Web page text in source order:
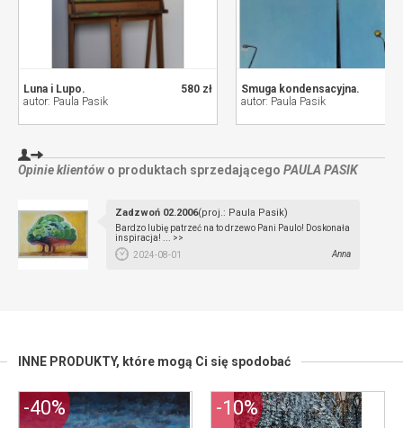
580 zł
Luna i Lupo.
autor: Paula Pasik
Smuga kondensacyjna.
autor: Paula Pasik
Opinie klientów o produktach sprzedającego PAULA PASIK
Zadzwoń 02.2006(proj.: Paula Pasik)
Bardzo lubię patrzeć na to drzewo Pani Paulo! Doskonała
inspiracja! ... >>
2024-08-01
Anna
INNE PRODUKTY, które mogą Ci się spodobać
-40% -10%